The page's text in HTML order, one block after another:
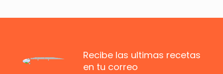
Recibe las ultimas recetas
en tu correo